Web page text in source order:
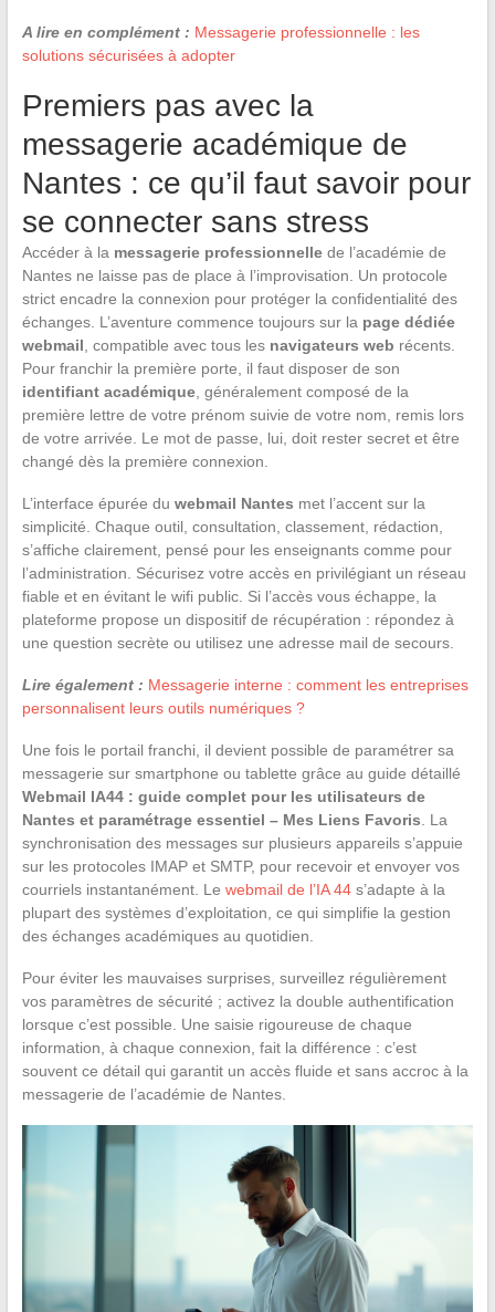
A lire en complément : Messagerie professionnelle : les
solutions sécurisées à adopter
Premiers pas avec la
messagerie académique de
Nantes : ce qu’il faut savoir pour
se connecter sans stress
Accéder à la messagerie professionnellede l’académie de
Nantes ne laisse pas de place à l’improvisation. Un protocole
strict encadre la connexion pour protéger la confidentialité des
échanges. L’aventure commence toujours sur la page dédiée
webmail , compatible avec tous les navigateurs web récents.
Pour franchir la première porte, il faut disposer de son
identifiant académique, généralement composé de la
première lettre de votre prénom suivie de votre nom, remis lors
de votre arrivée. Le mot de passe, lui, doit rester secret et être
changé dès la première connexion.
L’interface épurée du webmail Nantes met l’accent sur la
simplicité. Chaque outil, consultation, classement, rédaction,
s’affiche clairement, pensé pour les enseignants comme pour
l’administration. Sécurisez votre accès en privilégiant un réseau
fiable et en évitant le wifi public. Si l’accès vous échappe, la
plateforme propose un dispositif de récupération : répondez à
une question secrète ou utilisez une adresse mail de secours.
Lire également : Messagerie interne : comment les entreprises
personnalisent leurs outils numériques ?
Une fois le portail franchi, il devient possible de paramétrer sa
messagerie sur smartphone ou tablette grâce au guide détaillé
Webmail IA44 : guide complet pour les utilisateurs de
Nantes et paramétrage essentiel – Mes Liens Favoris . La
synchronisation des messages sur plusieurs appareils s’appuie
sur les protocoles IMAP et SMTP, pour recevoir et envoyer vos
courriels instantanément. Le webmail de l’IA 44s’adapte à la
plupart des systèmes d’exploitation, ce qui simplifie la gestion
des échanges académiques au quotidien.
Pour éviter les mauvaises surprises, surveillez régulièrement
vos paramètres de sécurité ; activez la double authentification
lorsque c’est possible. Une saisie rigoureuse de chaque
information, à chaque connexion, fait la différence : c’est
souvent ce détail qui garantit un accès fluide et sans accroc à la
messagerie de l’académie de Nantes.